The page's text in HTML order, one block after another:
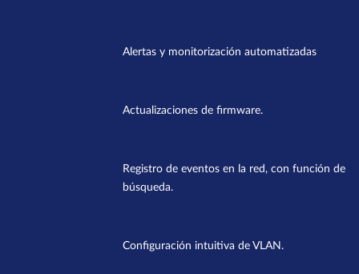
Alertas y monitorización automatizadas
Actualizaciones de firmware.
Registro de eventos en la red, con función de
búsqueda.
Configuración intuitiva de VLAN.